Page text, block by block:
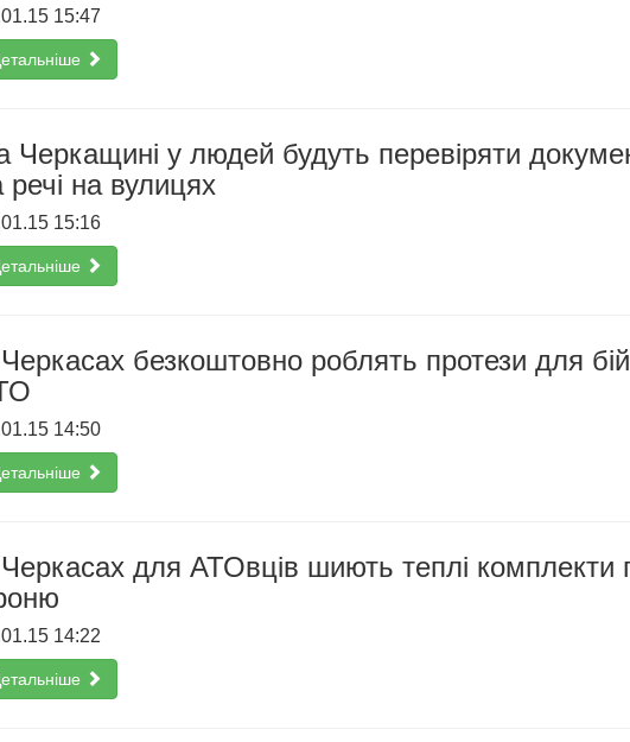
15:47
Черкащині у людей будуть перевіряти
речі на вулицях
15:16
безкоштовно роблять протези для
14:50
для АТОвців шиють теплі комплекти
14:22